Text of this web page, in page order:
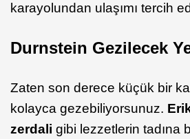
karayolundan ulaşımı tercih
Durnstein Gezilecek
Zaten son derece küçük bir
kolayca gezebiliyorsunuz.
zerdali gibi lezzetlerin tadına